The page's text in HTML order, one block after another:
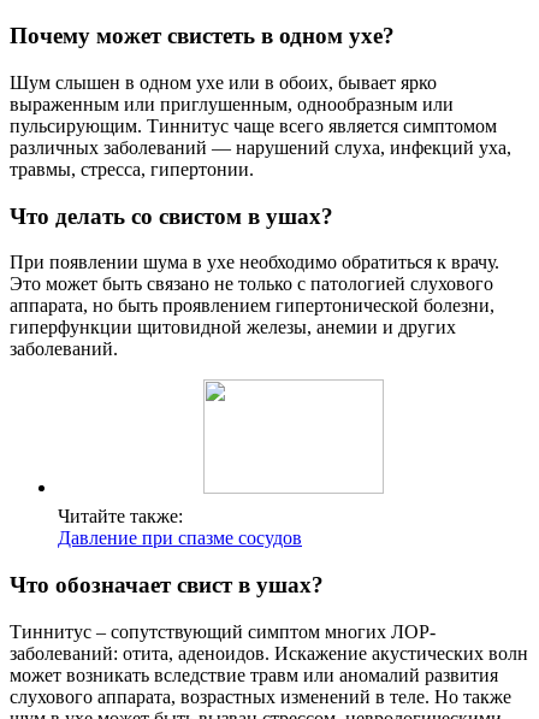
Почему может свистеть в одном ухе?
Шум слышен в одном ухе или в обоих, бывает ярко
выраженным или приглушенным, однообразным или
пульсирующим. Тиннитус чаще всего является симптомом
различных заболеваний ― нарушений слуха, инфекций уха,
травмы, стресса, гипертонии.
Что делать со свистом в ушах?
При появлении шума в ухе необходимо обратиться к врачу.
Это может быть связано не только с патологией слухового
аппарата, но быть проявлением гипертонической болезни,
гиперфункции щитовидной железы, анемии и других
заболеваний.
Читайте также:
Давление при спазме сосудов
Что обозначает свист в ушах?
Тиннитус – сопутствующий симптом многих ЛОР-
заболеваний: отита, аденоидов. Искажение акустических волн
может возникать вследствие травм или аномалий развития
слухового аппарата, возрастных изменений в теле. Но также